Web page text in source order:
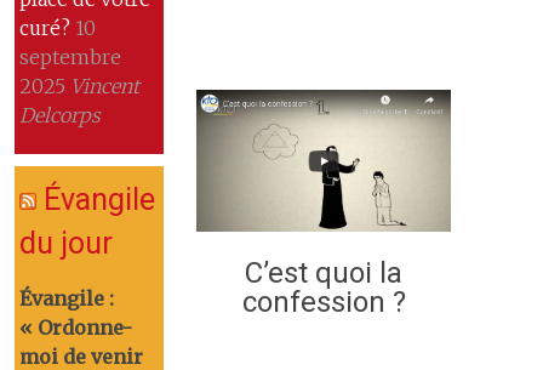
curé? 10
septembre
2025 Vincent
Delcorps
Évangile
du jour
Évangile :
« Ordonne-
moi de venir
C’est quoi la
confession ?